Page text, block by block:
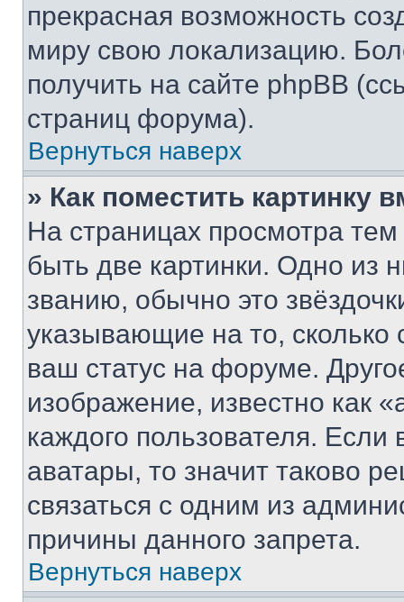
прекрасная возможность
миру свою локализацию.
получить на сайте phpBB
страниц форума).
Вернуться наверх
» Как поместить картинку
На страницах просмотра
быть две картинки. Одно из
званию, обычно это
указывающие на то,
ваш статус на форуме.
изображение, известно как
каждого пользователя.
аватары, то значит таково
связаться с одним из
причины данного запрета.
Вернуться наверх